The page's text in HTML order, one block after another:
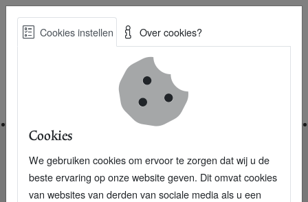
Skip
Best Practices voor een duurzame toekomst
Nieuwsarchief
Duurzame Troonrede: ministerie voor Circulaire Economie
Cookies instellen Over cookies?
Cookies
We gebruiken cookies om ervoor te zorgen dat wij u de
beste ervaring op onze website geven. Dit omvat cookies
van websites van derden van sociale media als u een